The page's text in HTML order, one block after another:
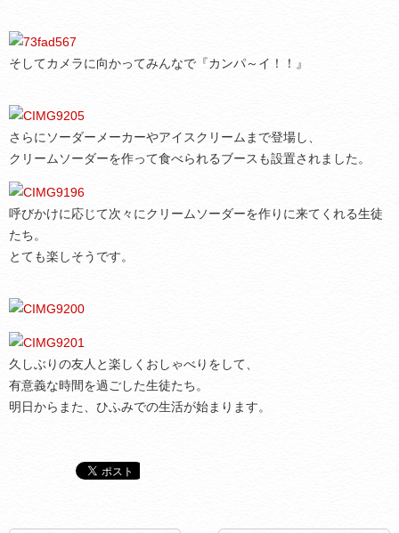
そしてカメラに向かってみんなで『カンパ～イ！！』
さらにソーダーメーカーやアイスクリームまで登場し、
クリームソーダーを作って食べられるブースも設置されました。
呼びかけに応じて次々にクリームソーダーを作りに来てくれる生徒
たち。
とても楽しそうです。
久しぶりの友人と楽しくおしゃべりをして、
有意義な時間を過ごした生徒たち。
明日からまた、ひふみでの生活が始まります。